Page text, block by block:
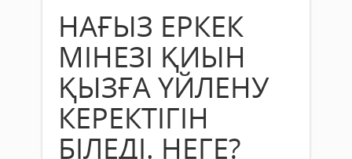
НАҒЫЗ ЕРКЕК
МІНЕЗІ ҚИЫН
ҚЫЗҒА ҮЙЛЕНУ
КЕРЕКТІГІН
БІЛЕДІ. НЕГЕ?